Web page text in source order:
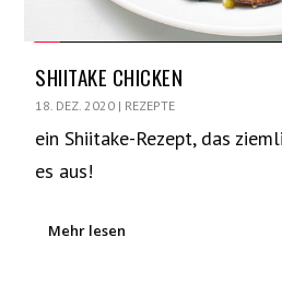
SHIITAKE CHICKEN
18. DEZ. 2020 | REZEPTE
ein Shiitake-Rezept, das
es aus!
Mehr lesen